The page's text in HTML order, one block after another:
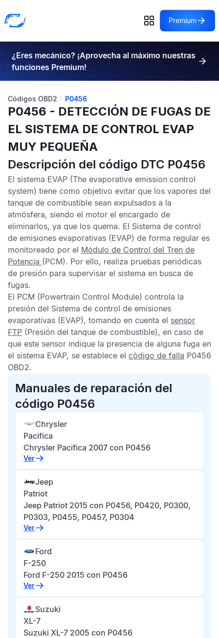
Premium
¿Eres mecánico? ¡Aprovecha al máximo nuestras
funciones Premium!
Códigos OBD2 P0456
P0456 - DETECCIÓN DE FUGAS DE
EL SISTEMA DE CONTROL EVAP
MUY PEQUEÑA
Descripción del código DTC P0456
El sistema EVAP (The evaporative emission control
system) tiene como objetivo evitar que los vapores del
tanque de combustible sean expulsados a la
atmósfera, siendo el motor el encargado de
eliminarlos, ya que los quema. El Sistema de control
de emisiones evaporativas (EVAP) de forma regular es
monitoreado por el Módulo de Control del Tren de
Potencia (PCM). Por ello, realiza pruebas periódicas
de presión para supervisar el sistema en busca de
fugas.
El PCM (Powertrain Control Module) controla la
presión del Sistema de control de emisiones
evaporativas (EVAP), tomando en cuenta el sensor
FTP (Presión del tanque de combustible), en caso de
que este sensor indique la presencia de alguna fuga en
el sistema EVAP, se establece el código de falla P0456
OBD2.
Manuales de reparación del
código P0456
Chrysler
Pacifica
Chrysler Pacifica 2007 con P0456
Ver
Jeep
Patriot
Jeep Patriot 2015 con P0456, P0420, P0300,
P0303, P0455, P0457, P0304
Ver
Ford
F-250
Ford F-250 2015 con P0456
Ver
Suzuki
XL-7
Suzuki XL-7 2005 con P0456